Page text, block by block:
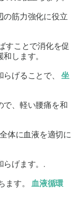
の筋力強化に役立
すことで消化を促
します。
らげることで、坐
で、軽い腰痛を和
体に血液を適切に
らげます。.
ます。血液循環